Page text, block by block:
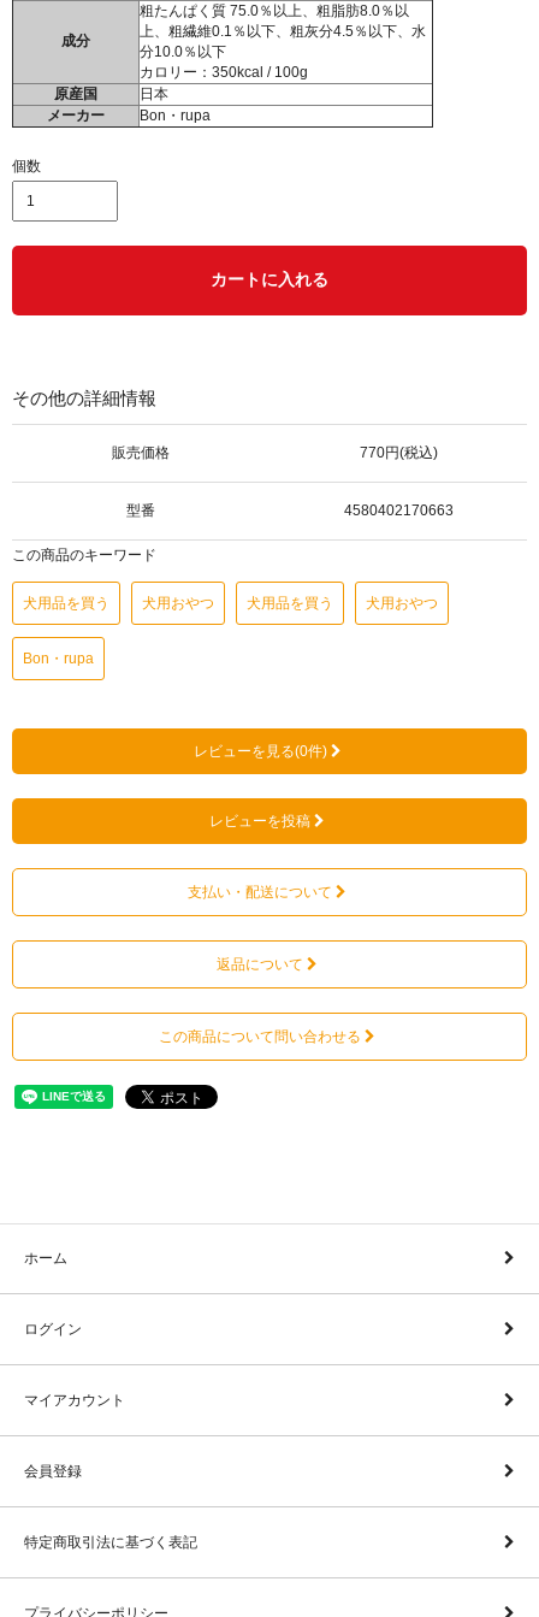
成分
粗たんぱく質 75.0％以上、粗脂肪8.0％以
上、粗繊維0.1％以下、粗灰分4.5％以下、水
分10.0％以下
カロリー：350kcal / 100g
原産国
日本
メーカー
Bon・rupa
個数
カートに入れる
その他の詳細情報
販売価格 770円(税込)
型番 4580402170663
この商品のキーワード
犬用品を買う 犬用おやつ 犬用品を買う 犬用おやつ
Bon・rupa
レビューを見る(0件)
レビューを投稿
支払い・配送について
返品について
この商品について問い合わせる
ホーム
ログイン
マイアカウント
会員登録
特定商取引法に基づく表記